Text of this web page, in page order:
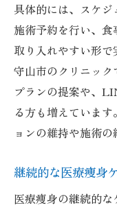
具体的には、スケ
施術予約を行い、
取り入れやすい形で
守山市のクリニッ
プランの提案や、
る方も増えていま
ョンの維持や施術の
継続的な医療痩身
医療痩身の継続的